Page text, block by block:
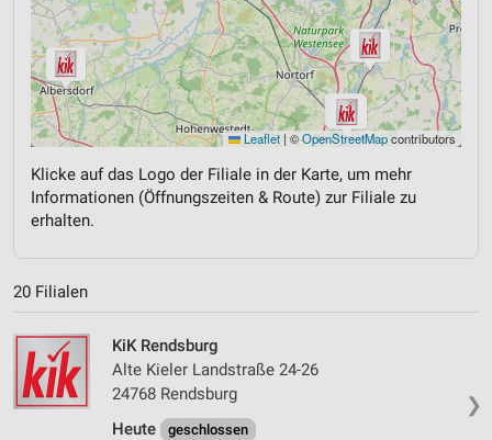
Leaflet | ©OpenStreetMapcontributors
Klicke auf das Logo der Filiale in der Karte, um mehr
Informationen (Öffnungszeiten & Route) zur Filiale zu
erhalten.
20 Filialen
❯
KiK Rendsburg
Alte Kieler Landstraße 24-26
24768 Rendsburg
Heute
geschlossen